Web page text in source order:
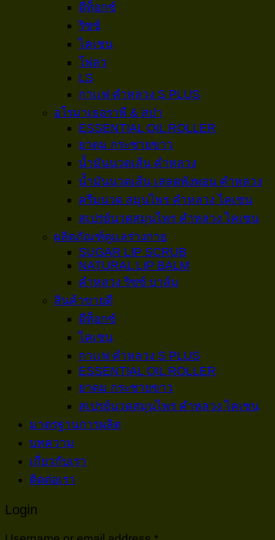
ดีท็อกซ์
ริซซ์
ไคเซน
โฟลว
LS
กาเเฟ คำหลวง S PLUS
อโรมาเธอราพี & สปา
ESSENTIAL OIL ROLLER
ยาดม กระชายขาว
น้ำมันนวดเส้น คำหลวง
น้ำมันนวดเส้น เสลดพังพอน คำหลวง
ครีมนวด สมุนไพร คำหลวง ไคเซน
สเปรย์นวดสมุนไพร คำหลวง ไคเซน
ผลิตภัณฑ์ดูเเลร่างกาย
SUGAR LIP SCRUB
NATURAL LIP BALM
คำหลวง ริซซ์ บาล์ม
สินค้าขายดี
ดีท็อกซ์
ไคเซน
กาเเฟ คำหลวง S PLUS
ESSENTIAL OIL ROLLER
ยาดม กระชายขาว
สเปรย์นวดสมุนไพร คำหลวง ไคเซน
มาตรฐานการผลิต
บทความ
เกี่ยวกับเรา
ติดต่อเรา
Login